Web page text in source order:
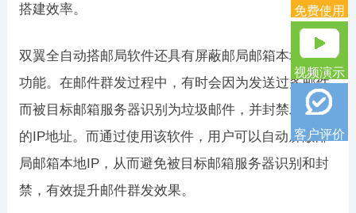
搭建效率。
双翼全自动搭邮局软件还具有屏蔽邮局邮箱本地IP的
功能。在邮件群发过程中，有时会因为发送过多邮件
而被目标邮箱服务器识别为垃圾邮件，并封禁发送者
的IP地址。而通过使用该软件，用户可以自动屏蔽邮
局邮箱本地IP，从而避免被目标邮箱服务器识别和封
禁，有效提升邮件群发效果。
免费使用
视频演示
客户评价